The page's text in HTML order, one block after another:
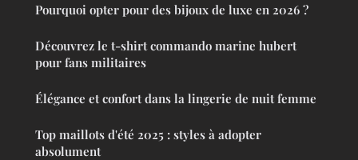
Pourquoi opter pour des bijoux de luxe en 2026 ?
Découvrez le t-shirt commando marine hubert
pour fans militaires
Élégance et confort dans la lingerie de nuit femme
Top maillots d'été 2025 : styles à adopter
absolument